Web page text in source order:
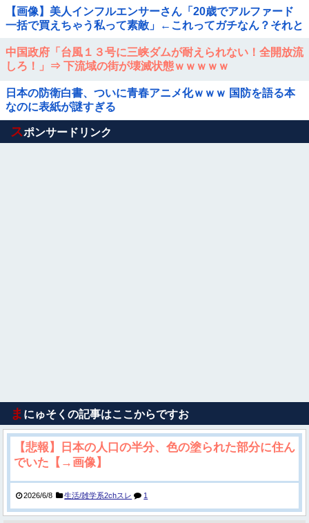
【画像】美人インフルエンサーさん「20歳でアルファード
一括で買えちゃう私って素敵」←これってガチなん？それと
中国政府「台風１３号に三峡ダムが耐えられない！全開放流
しろ！」⇒ 下流域の街が壊滅状態ｗｗｗｗｗ
日本の防衛白書、ついに青春アニメ化ｗｗｗ 国防を語る本
なのに表紙が謎すぎる
Powered by livedoor 相互RSS
スポンサードリンク
ま にゅそくの記事はここからですお
【悲報】日本の人口の半分、色の塗られた部分に住ん
でいた【→画像】
2026/6/8 生活/雑学系2chスレ 1